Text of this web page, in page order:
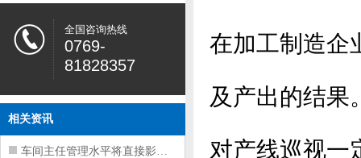
全国咨询热线
0769-
81828357
相关资讯
车间主任管理水平将直接影响东莞注塑件
在加工制造企
及产出的结果
对产线巡视一